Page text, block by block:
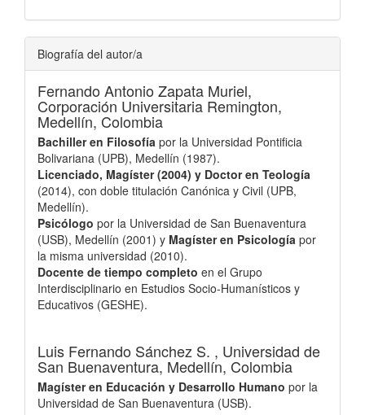
Biografía del autor/a
Fernando Antonio Zapata Muriel,
Corporación Universitaria Remington,
Medellín, Colombia
Bachiller en Filosofía por la Universidad Pontificia
Bolivariana (UPB), Medellín (1987).
Licenciado, Magíster (2004) y Doctor en Teología
(2014), con doble titulación Canónica y Civil (UPB,
Medellín).
Psicólogo por la Universidad de San Buenaventura
(USB), Medellín (2001) y Magíster en Psicología por
la misma universidad (2010).
Docente de tiempo completo en el Grupo
Interdisciplinario en Estudios Socio-Humanísticos y
Educativos (GESHE).
Luis Fernando Sánchez S. , Universidad de
San Buenaventura, Medellín, Colombia
Magíster en Educación y Desarrollo Humano por la
Universidad de San Buenaventura (USB).